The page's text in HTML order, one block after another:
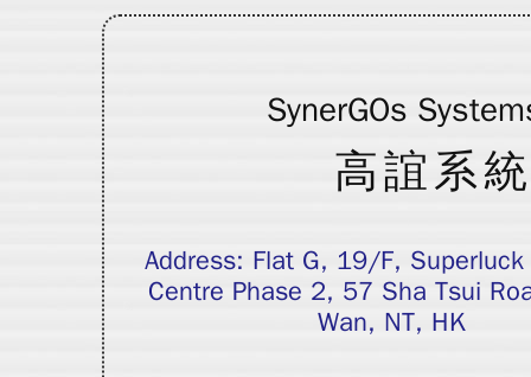
SynerGOs
高誼系
Address: Flat G, 19/F,
Centre Phase 2, 57 Sha Tsui
Wan, NT, HK